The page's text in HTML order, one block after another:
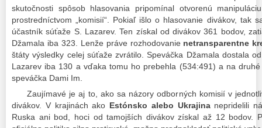
skutočnosti spôsob hlasovania pripomínal otvorenú
prostredníctvom „komisií“. Pokiaľ išlo o hlasovanie divákov, tak
účastník súťaže S. Lazarev. Ten získal od divákov 361 bodov,
Džamala iba 323. Lenže práve rozhodovanie netransparentne
štáty výsledky celej súťaže zvrátilo. Speváčka Džamala dostala
Lazarev iba 130 a vďaka tomu ho prebehla (534:491) a na
speváčka Dami Im.
Zaujímavé je aj to, ako sa názory odborných komisií v
divákov. V krajinách ako Estónsko alebo Ukrajinanepridelili
Ruska ani bod, hoci od tamojších divákov získal až 12 bodov.